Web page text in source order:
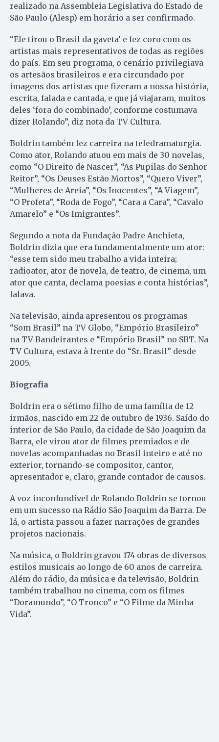
realizado na Assembleia Legislativa do Estado de
São Paulo (Alesp) em horário a ser confirmado.
“Ele tirou o Brasil da gaveta’ e fez coro com os
artistas mais representativos de todas as regiões
do país. Em seu programa, o cenário privilegiava
os artesãos brasileiros e era circundado por
imagens dos artistas que fizeram a nossa história,
escrita, falada e cantada, e que já viajaram, muitos
deles ‘fora do combinado’, conforme costumava
dizer Rolando”, diz nota da TV Cultura.
Boldrin também fez carreira na teledramaturgia.
Como ator, Rolando atuou em mais de 30 novelas,
como “O Direito de Nascer”, “As Pupilas do Senhor
Reitor”, “Os Deuses Estão Mortos”, “Quero Viver”,
“Mulheres de Areia”, “Os Inocentes”, “A Viagem”,
“O Profeta”, “Roda de Fogo”, “Cara a Cara”, “Cavalo
Amarelo” e “Os Imigrantes”.
Segundo a nota da Fundação Padre Anchieta,
Boldrin dizia que era fundamentalmente um ator:
“esse tem sido meu trabalho a vida inteira;
radioator, ator de novela, de teatro, de cinema, um
ator que canta, declama poesias e conta histórias”,
falava.
Na televisão, ainda apresentou os programas
“Som Brasil” na TV Globo, “Empório Brasileiro”
na TV Bandeirantes e “Empório Brasil” no SBT. Na
TV Cultura, estava à frente do “Sr. Brasil” desde
2005.
Biografia
Boldrin era o sétimo filho de uma família de 12
irmãos, nascido em 22 de outubro de 1936. Saído do
interior de São Paulo, da cidade de São Joaquim da
Barra, ele virou ator de filmes premiados e de
novelas acompanhadas no Brasil inteiro e até no
exterior, tornando-se compositor, cantor,
apresentador e, claro, grande contador de causos.
A voz inconfundível de Rolando Boldrin se tornou
em um sucesso na Rádio São Joaquim da Barra. De
lá, o artista passou a fazer narrações de grandes
projetos nacionais.
Na música, o Boldrin gravou 174 obras de diversos
estilos musicais ao longo de 60 anos de carreira.
Além do rádio, da música e da televisão, Boldrin
também trabalhou no cinema, com os filmes
“Doramundo”, “O Tronco” e “O Filme da Minha
Vida”.